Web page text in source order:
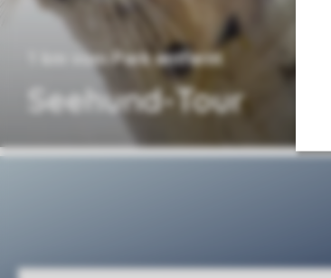
Seehund-Tour
1 km vom Park entfernt